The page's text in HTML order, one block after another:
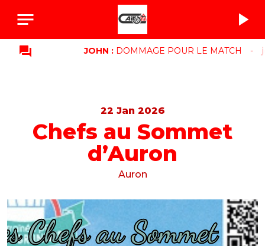
notes play_arrow
question_answer JOHN :DOMMAGE POUR LE MATCH-
22 Jan 2026
Chefs au Sommet
d’Auron
Auron